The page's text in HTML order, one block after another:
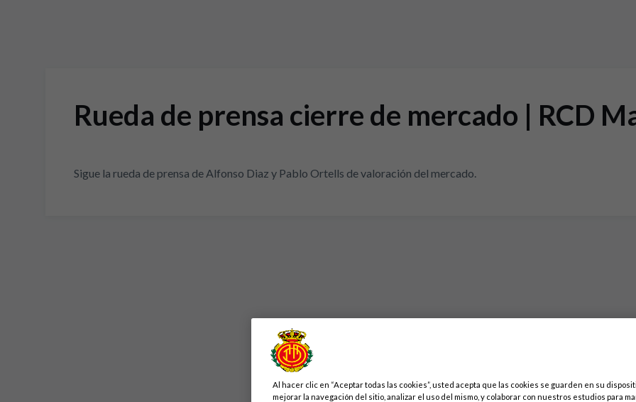
Rueda de prensa cierre de mercado | RCD
Sigue la rueda de prensa de Alfonso Diaz y Pablo Ortells de valoración del mercado.
Al hacer clic en “Aceptar todas las cookies”, usted acepta que las cookies se guarden en su
mejorar la navegación del sitio, analizar el uso del mismo, y colaborar con nuestros estudios para